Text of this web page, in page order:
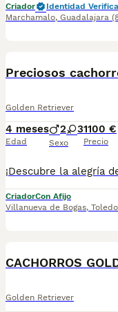
Criador
Identidad
Marchamalo, Guadalajara
Preciosos
Golden Retriever
4 meses
Edad
2 3
Sexo
1100 €
Precio
CriadorCon Afijo
Villanueva de Bogas, Toledo
Golden Retriever